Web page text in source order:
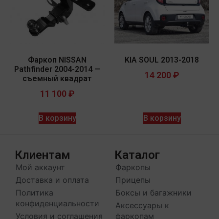
Фаркоп NISSAN
Pathfinder 2004-2014 —
съемный квадрат
11 100 ₽
В корзину
KIA SOUL 2013-2018
14 200 ₽
В корзину
Клиентам
Мой аккаунт
Доставка и оплата
Политика
конфиденциальности
Условия и соглашения
Каталог
Фаркопы
Прицепы
Боксы и багажники
Аксессуары к
фаркопам